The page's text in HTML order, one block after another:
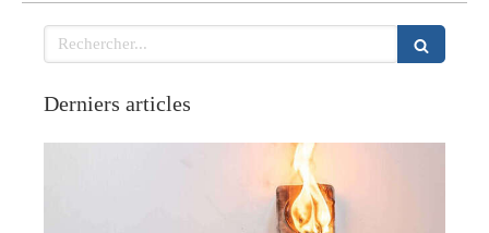
Rechercher
Derniers articles